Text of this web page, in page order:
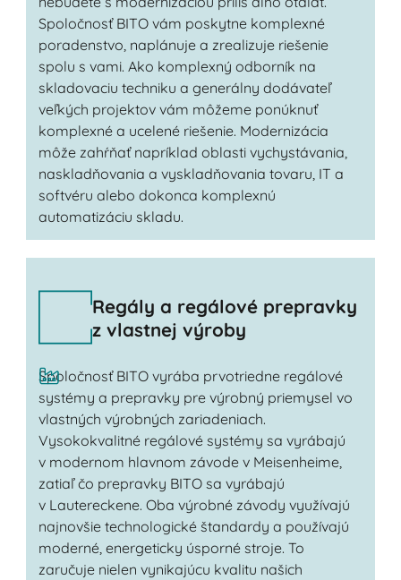
Spoločnosť BITO vám poskytne komplexné
poradenstvo, naplánuje a zrealizuje riešenie
spolu s vami. Ako komplexný odborník na
skladovaciu techniku a generálny dodávateľ
veľkých projektov vám môžeme ponúknuť
komplexné a ucelené riešenie. Modernizácia
môže zahŕňať napríklad oblasti vychystávania,
naskladňovania a vyskladňovania tovaru, IT a
softvéru alebo dokonca komplexnú
automatizáciu skladu.
Regály a regálové prepravky
z vlastnej výroby
Spoločnosť BITO vyrába prvotriedne regálové
systémy a prepravky pre výrobný priemysel vo
vlastných výrobných zariadeniach.
Vysokokvalitné regálové systémy sa vyrábajú
v modernom hlavnom závode v Meisenheime,
zatiaľ čo prepravky BITO sa vyrábajú
v Lautereckene. Oba výrobné závody využívajú
najnovšie technologické štandardy a používajú
moderné, energeticky úsporné stroje. To
zaručuje nielen vynikajúcu kvalitu našich